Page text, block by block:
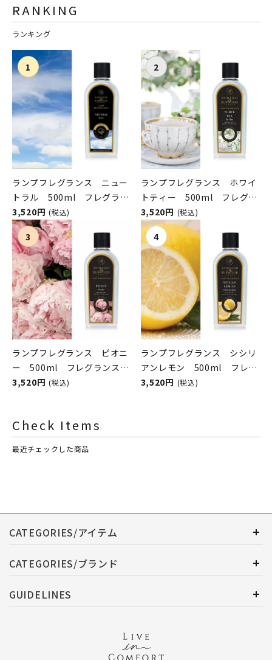
RANKING
ランキング
ランプフレグランス ニュー
トラル 500ml フレグラン
スランプ用オイル
ASHLEIGH&BURWOOD（ア
シュレイアンドバーウッド）
3,520円 (税込)
ランプフレグランス ホワイ
トティー 500ml フレグラ
ンスランプ用オイル
ASHLEIGH&BURWOOD（ア
シュレイアンドバーウッド）
3,520円 (税込)
ランプフレグランス ピオニ
ー 500ml フレグランスラ
ンプ用オイル
3,520円 (税込)
ランプフレグランス シシリ
アンレモン 500ml フレグ
ランスランプ用オイル
3,520円 (税込)
Check Items
最近チェックした商品
CATEGORIES/アイテム
CATEGORIES/ブランド
GUIDELINES